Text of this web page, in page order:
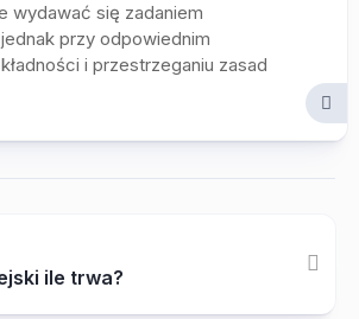
wydawać się zadaniem
przy odpowiednim
i przestrzeganiu zasad
ile trwa?